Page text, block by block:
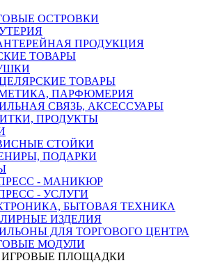
ОСТРОВКИ
ПРОДУКЦИЯ
ТОВАРЫ
ТОВАРЫ
ПАРФЮМЕРИЯ
СВЯЗЬ, АКСЕССУАРЫ
ПРОДУКТЫ
СТОЙКИ
ПОДАРКИ
- МАНИКЮР
- УСЛУГИ
БЫТОВАЯ ТЕХНИКА
ИЗДЕЛИЯ
ДЛЯ ТОРГОВОГО ЦЕНТРА
МОДУЛИ
ИГРОВЫЕ ПЛОЩАДКИ